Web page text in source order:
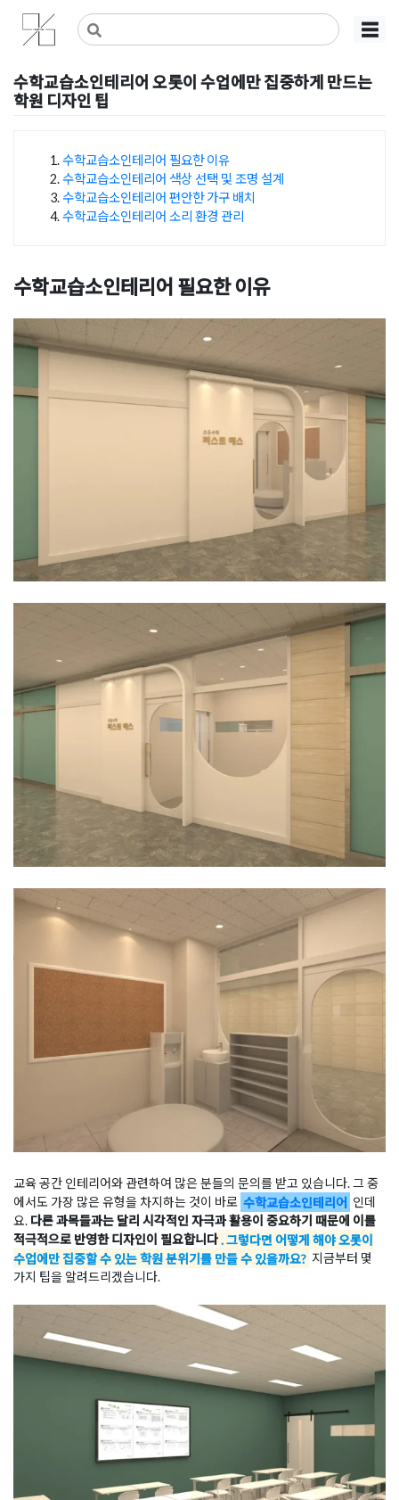
Skip
content
사무실인테리어 디자인 공사 비용견적 플랫폼
사무실인테리어 916
☰
수학교습소인테리어 오롯이 수업에만 집중하게 만드는
학원 디자인 팁
수학교습소인테리어 필요한 이유
수학교습소인테리어 색상 선택 및 조명 설계
수학교습소인테리어 편안한 가구 배치
수학교습소인테리어 소리 환경 관리
수학교습소인테리어 필요한 이유
교육 공간 인테리어와 관련하여 많은 분들의 문의를 받고 있습니다. 그 중
에서도 가장 많은 유형을 차지하는 것이 바로 수학교습소인테리어 인데
요. 다른 과목들과는 달리 시각적인 자극과 활용이 중요하기 때문에 이를
적극적으로 반영한 디자인이 필요합니다 . 그렇다면 어떻게 해야 오롯이
수업에만 집중할 수 있는 학원 분위기를 만들 수 있을까요? 지금부터 몇
가지 팁을 알려드리겠습니다.